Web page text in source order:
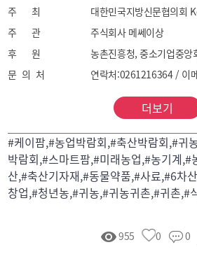
[스마트축산 박람회] 축산
동물약품, 종축분야, 생산
[6차산업 박람회] 포장기계
[귀농·귀촌 박람회] 귀농귀
주 최
주 관
주식회사 메쎄이상
후 원
문 의 처
연락처:0261216364 /
더보기
#케이팜,#농업박람회,#축산박람회,#귀
박람회,#스마트팜,#미래농업,#농기계,#
산,#축산기자재,#동물약품,#사료,#6차
창업,#청년농,#귀농,#귀농귀촌,#귀촌,#
955 0 0